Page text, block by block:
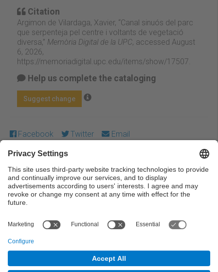
Citation
Argimon de Vilardaga, Xavier, “Canal sinuós del parc
que serpenteja pel centre i voltants de vegetació
diversa,” Memòria Digital de la UPC, accessed August
6, 2026,
https://memoriadigital.upc.edu/items/show/17507
Help us complete the cataloging
Suggest change
Facebook Twitter Email
Except where otherwise noted, content on this work is
licensed under a Creative Commons license:Attribution-
NonCommercial-NoDerivs 3.0 Spain